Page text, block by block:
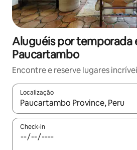
Aluguéis por temporada
Paucartambo
Encontre e reserve lugares
Localização
Quando os resultados estiverem
Check-in